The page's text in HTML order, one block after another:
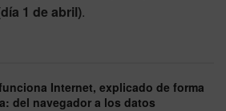
1 de abril).
Internet, explicado de forma
del navegador a los datos